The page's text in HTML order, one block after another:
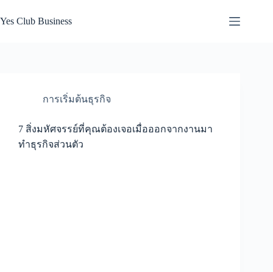
to
content
Yes Club Business
การเริ่มต้นธุรกิจ
7 สิ่งมหัศจรรย์ที่คุณต้องเจอเมื่อออกจากงานมา
ทำธุรกิจส่วนตัว